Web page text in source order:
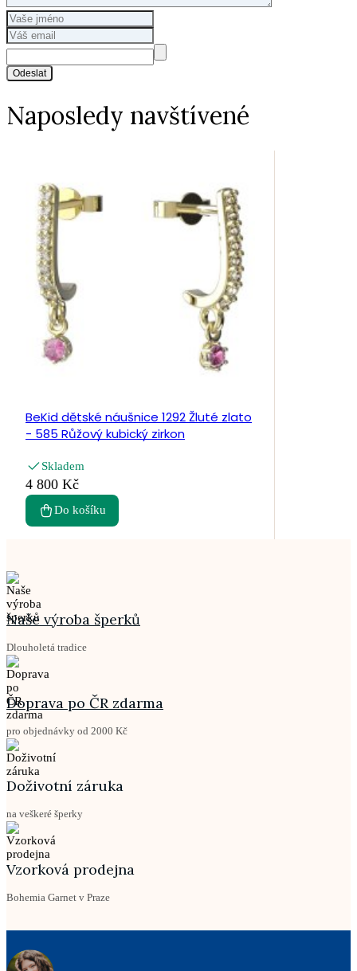
Odeslat
Naposledy navštívené
BeKid dětské náušnice 1292 Žluté zlato
- 585 Růžový kubický zirkon
Skladem
4 800 Kč
Do košíku
Naše výroba šperků
Dlouholetá tradice
Doprava po ČR zdarma
pro objednávky od 2000 Kč
Doživotní záruka
na veškeré šperky
Vzorková prodejna
Bohemia Garnet v Praze